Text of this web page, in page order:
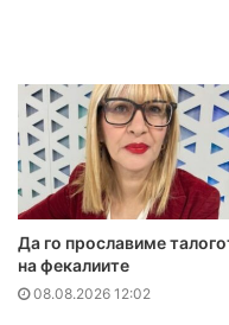
Да го прославиме
на фекалиите
08.08.2026 12:02